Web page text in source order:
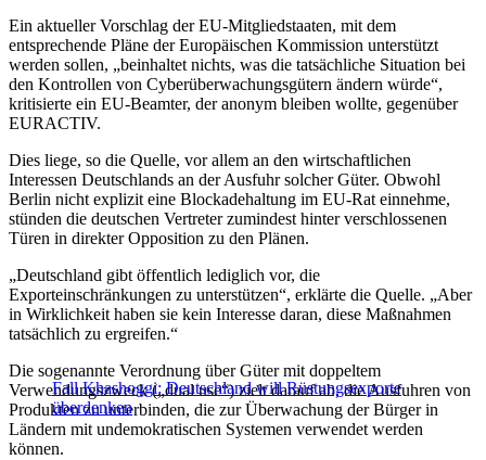
Ein aktueller Vorschlag der EU-Mitgliedstaaten, mit dem
entsprechende Pläne der Europäischen Kommission unterstützt
werden sollen, „beinhaltet nichts, was die tatsächliche Situation bei
den Kontrollen von Cyberüberwachungsgütern ändern würde“,
kritisierte ein EU-Beamter, der anonym bleiben wollte, gegenüber
EURACTIV.
Dies liege, so die Quelle, vor allem an den wirtschaftlichen
Interessen Deutschlands an der Ausfuhr solcher Güter. Obwohl
Berlin nicht explizit eine Blockadehaltung im EU-Rat einnehme,
stünden die deutschen Vertreter zumindest hinter verschlossenen
Türen in direkter Opposition zu den Plänen.
„Deutschland gibt öffentlich lediglich vor, die
Exporteinschränkungen zu unterstützen“, erklärte die Quelle. „Aber
in Wirklichkeit haben sie kein Interesse daran, diese Maßnahmen
tatsächlich zu ergreifen.“
Fall Khashoggi: Deutschland will Rüstungsexporte
überdenken
Die sogenannte Verordnung über Güter mit doppeltem
Verwendungszweck („dual use“) zielt darauf ab, die Ausfuhren von
Produkten zu unterbinden, die zur Überwachung der Bürger in
Ländern mit undemokratischen Systemen verwendet werden
können.